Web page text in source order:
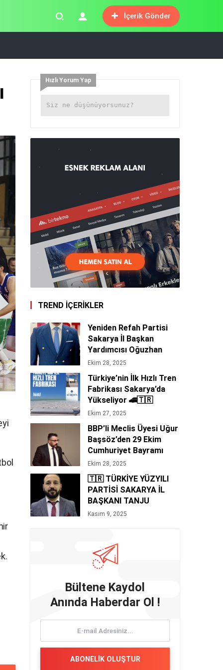
İçerik Gönder
Hızlı Yorum Yap
TREND İÇERİKLER
Yeniden Refah Partisi
Sakarya İl Başkan
Yardımcısı Oğuzhan
Tepe’den 29 Ekim
Cumhuriyet Bayramı
Mesajı 🇹🇷
Ekim 28, 2025
Türkiye’nin İlk Hızlı Tren
Fabrikası Sakarya’da
Yükseliyor 🚄🇹🇷
Ekim 27, 2025
BBP’li Meclis Üyesi Uğur
Başsöz’den 29 Ekim
Cumhuriyet Bayramı
Mesajı 🇹🇷
Ekim 28, 2025
🇹🇷 TÜRKİYE YÜZYILI
PARTİSİ SAKARYA İL
BAŞKANI TANJU
BOZAN’DAN 10 KASIM
Kasım 9, 2025
Bültene Kaydol
Anında Haberdar Ol !
ABONELİK OLUŞTUR